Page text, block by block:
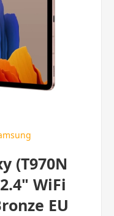
(T970N
WiFi
EU